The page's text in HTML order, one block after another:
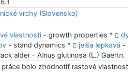
vrchy (Slovensko)
vlastnosti- growth properties *
- stand dynamics * jelša lepkavá -
alder - Alnus glutinosa (L.) Gaertn.
práce bolo zhodnotiť rastové vlastnosti